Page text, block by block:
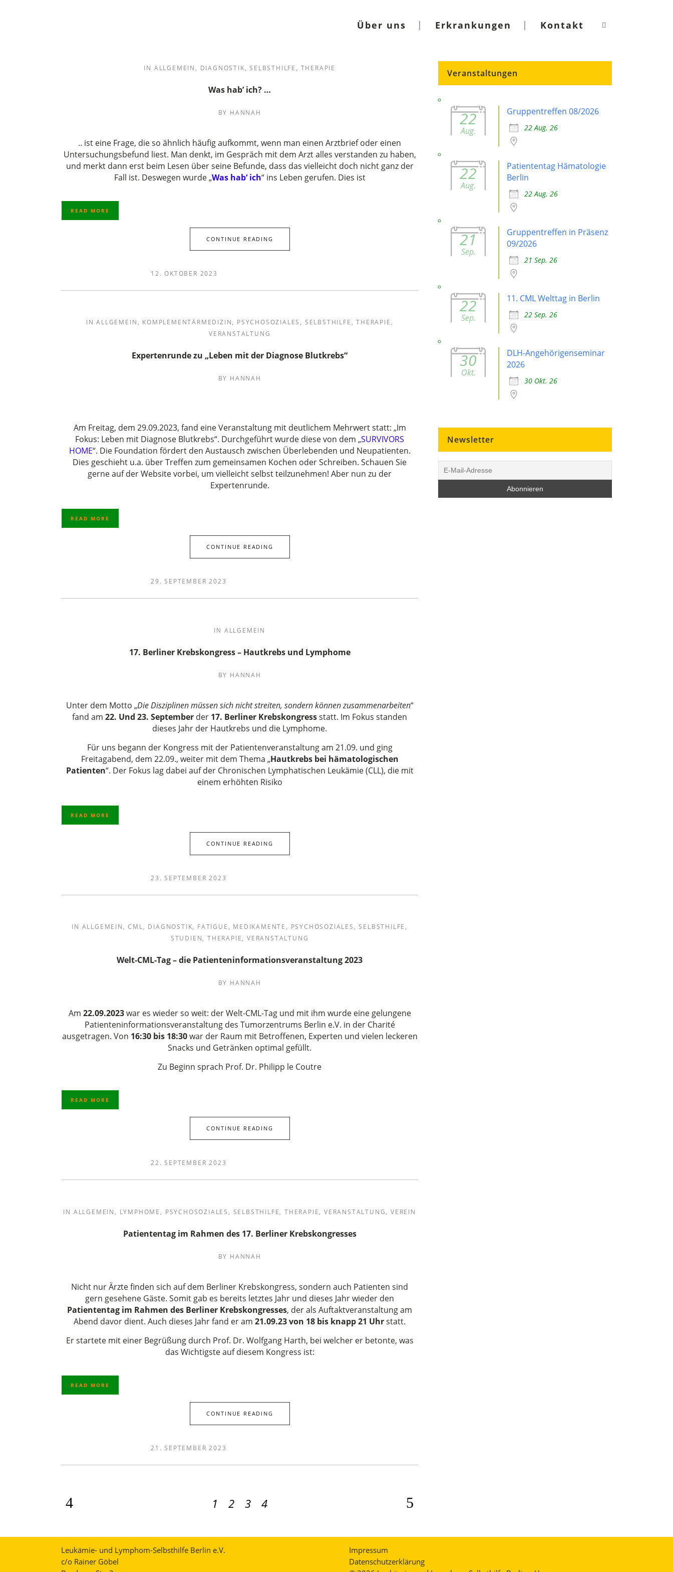
Über uns Erkrankungen Kontakt
IN ALLGEMEIN , DIAGNOSTIK,SELBSTHILFE , THERAPIE
Was hab’ ich? …
BY HANNAH
.. ist eine Frage, die so ähnlich häufig aufkommt, wenn man einen Arztbrief oder einen
Untersuchungsbefund liest. Man denkt, im Gespräch mit dem Arzt alles verstanden zu haben,
und merkt dann erst beim Lesen über seine Befunde, dass das vielleicht doch nicht ganz der
Fall ist. Deswegen wurde „Was hab‘ ich“ ins Leben gerufen. Dies ist
READ MORE
CONTINUE READING
12. OKTOBER 2023
IN ALLGEMEIN , KOMPLEMENTÄRMEDIZIN, PSYCHOSOZIALES , SELBSTHILFE ,THERAPIE ,
VERANSTALTUNG
Expertenrunde zu „Leben mit der Diagnose Blutkrebs“
BY HANNAH
Am Freitag, dem 29.09.2023, fand eine Veranstaltung mit deutlichem Mehrwert statt: „Im
Fokus: Leben mit Diagnose Blutkrebs“. Durchgeführt wurde diese von dem „SURVIVORS
HOME“. Die Foundation fördert den Austausch zwischen Überlebenden und Neupatienten.
Dies geschieht u.a. über Treffen zum gemeinsamen Kochen oder Schreiben. Schauen Sie
gerne auf der Website vorbei, um vielleicht selbst teilzunehmen! Aber nun zu der
Expertenrunde.
READ MORE
CONTINUE READING
29. SEPTEMBER 2023
IN ALLGEMEIN
17. Berliner Krebskongress – Hautkrebs und Lymphome
BY HANNAH
Unter dem Motto „Die Disziplinen müssen sich nicht streiten, sondern können zusammenarbeiten“
fand am22. Und 23. September der 17. Berliner Krebskongressstatt. Im Fokus standen
dieses Jahr der Hautkrebs und die Lymphome.
Für uns begann der Kongress mit der Patientenveranstaltung am 21.09. und ging
Freitagabend, dem 22.09., weiter mit dem Thema „Hautkrebs bei hämatologischen
Patienten“. Der Fokus lag dabei auf der Chronischen Lymphatischen Leukämie (CLL), die mit
einem erhöhten Risiko
READ MORE
CONTINUE READING
23. SEPTEMBER 2023
IN ALLGEMEIN ,CML, DIAGNOSTIK, FATIGUE , MEDIKAMENTE , PSYCHOSOZIALES ,SELBSTHILFE ,
STUDIEN,THERAPIE,VERANSTALTUNG
Welt-CML-Tag – die Patienteninformationsveranstaltung 2023
BY HANNAH
Am 22.09.2023war es wieder so weit: der Welt-CML-Tag und mit ihm wurde eine gelungene
Patienteninformationsveranstaltung des Tumorzentrums Berlin e.V. in der Charité
ausgetragen. Von 16:30 bis 18:30war der Raum mit Betroffenen, Experten und vielen leckeren
Snacks und Getränken optimal gefüllt.
Zu Beginn sprach Prof. Dr. Philipp le Coutre
READ MORE
CONTINUE READING
22. SEPTEMBER 2023
IN ALLGEMEIN , LYMPHOME , PSYCHOSOZIALES , SELBSTHILFE, THERAPIE, VERANSTALTUNG, VEREIN
Patiententag im Rahmen des 17. Berliner Krebskongresses
BY HANNAH
Nicht nur Ärzte finden sich auf dem Berliner Krebskongress, sondern auch Patienten sind
gern gesehene Gäste. Somit gab es bereits letztes Jahr und dieses Jahr wieder den
Patiententag im Rahmen des Berliner Krebskongresses, der als Auftaktveranstaltung am
Abend davor dient. Auch dieses Jahr fand er am21.09.23 von 18 bis knapp 21 Uhrstatt.
Er startete mit einer Begrüßung durch Prof. Dr. Wolfgang Harth, bei welcher er betonte, was
das Wichtigste auf diesem Kongress ist:
READ MORE
CONTINUE READING
21. SEPTEMBER 2023
1 2 3 4
Veranstaltungen
22
Aug.
Gruppentreffen 08/2026
22 Aug. 26
22
Aug.
Patiententag Hämatologie
Berlin
22 Aug. 26
21
Sep.
Gruppentreffen in Präsenz
09/2026
21 Sep. 26
22
Sep.
11. CML Welttag in Berlin
22 Sep. 26
30
Okt.
DLH-Angehörigenseminar
2026
30 Okt. 26
Newsletter
Leukämie- und Lymphom-Selbsthilfe Berlin e.V.
c/o Rainer Göbel
Impressum
Datenschutzerklärung